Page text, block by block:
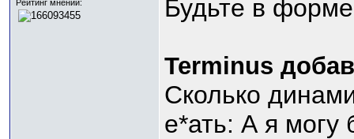
Рейтинг мнений:
Будьте в
Terminus
Сколько
е*ать: А я могу